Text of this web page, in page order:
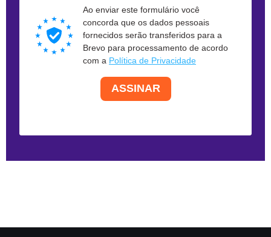
Ao enviar este formulário você
concorda que os dados pessoais
fornecidos serão transferidos para a
Brevo para processamento de acordo
com a Política de Privacidade
ASSINAR